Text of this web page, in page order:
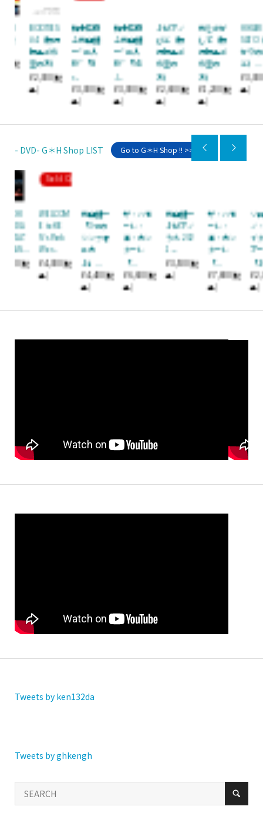
柏木広樹
＆光田健
一“二人
旅”「Pa
¥3,000(税
柏木広樹
＆光田健
一“二人
旅”「MA
J...
¥3,000(税
♪ピアノ
びと（銀
行振込ご
希望の
¥2,600(税
光をさが
して（銀
行振込ご
希望の
¥1,200 (税
HIKARI no
SATO（ひ
かりのさ
と）...
¥3,000(税
込)
ナチュラ
ルマン[N
aturalma
n]（銀...
¥2,500(税
込)
- DVD- G＊H Shop LIST Go to G＊H Shop !! >> 
光田健一
「3つの
シンフォ
ニカ
♪」...
(税
ザ・ハモ
ーレ・
エ・カン
ターレ
「...
(税
光田健一
♪ピアノ
うた 202
(税
込)
ザ・ハモ
ーレ・
エ・カン
ターレ
¥7,800 (税
ソロピア
ノ・リサ
イタルツ
「♪...
(税
♪LIVE TO
UR 06-07
「光をさ
がして...
(税
込)

Tweets by ken132da
Tweets by ghkengh